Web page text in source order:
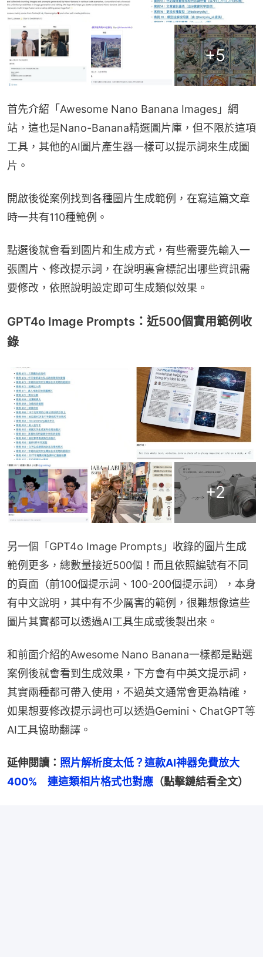
+5
首先介紹「Awesome Nano Banana Images」網
站，這也是Nano-Banana精選圖片庫，但不限於這項
工具，其他的AI圖片產生器一樣可以提示詞來生成圖
片。
開啟後從案例找到各種圖片生成範例，在寫這篇文章
時一共有110種範例。
點選後就會看到圖片和生成方式，有些需要先輸入一
張圖片、修改提示詞，在說明裏會標記出哪些資訊需
要修改，依照說明設定即可生成類似效果。
GPT4o Image Prompts：近500個實用範例收
錄
+2
另一個「GPT4o Image Prompts」收錄的圖片生成
範例更多，總數量接近500個！而且依照編號有不同
的頁面（前100個提示詞、100-200個提示詞），本身
有中文說明，其中有不少厲害的範例，很難想像這些
圖片其實都可以透過AI工具生成或後製出來。
和前面介紹的Awesome Nano Banana一樣都是點選
案例後就會看到生成效果，下方會有中英文提示詞，
其實兩種都可帶入使用，不過英文通常會更為精確，
如果想要修改提示詞也可以透過Gemini、ChatGPT等
AI工具協助翻譯。
延伸閱讀： 照片解析度太低？這款AI神器免費放大
400%　連這類相片格式也對應 （點擊鏈結看全文）